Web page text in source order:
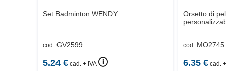
Set Badminton WENDY
cod. GV2599
5.24 € cad. + IVA 🛈
Orsetto di
cod. MO2745
6.35€ cad.